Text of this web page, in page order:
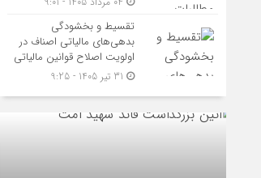
تقسیط و بخشودگی
بدهی‌های مالیاتی اصناف در
اولویت اصلاح قوانین مالیاتی